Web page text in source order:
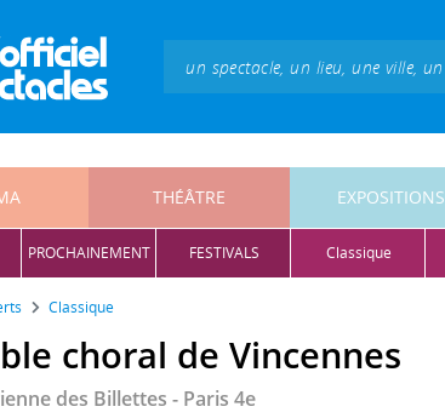
THÉÂTRE EXPOSITIONS
PROCHAINEMENT FESTIVALS classique
Classique
choral de Vincennes
des Billettes - Paris 4e